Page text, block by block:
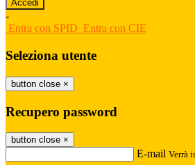
-
Entra con SPID Entra con CIE
Seleziona utente
button close ×
Recupero password
button close ×
E-mail Verrà